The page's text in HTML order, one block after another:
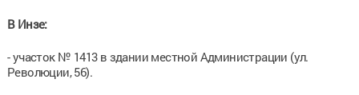
В Инзе:
- участок № 1413 в здании местной Администрации (ул.
Революции, 56).